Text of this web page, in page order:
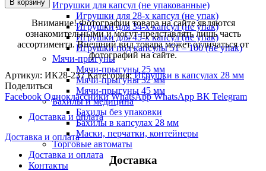
Игрушки для капсул (не упакованные)
Игрушки для 28-х капсул (не упак)
Игрушки для 34-х капсул (не упак)
Игрушки для 45-х капсул (не упак)
Игрушки под капсулы 51 – 100 (не упак)
Мячи-прыгуны
Мячи-прыгуны 25 мм
Мячи-прыгуны 32 мм
Мячи-прыгуны 45 мм
Бахилы и медицина
Бахилы без упаковки
Бахилы в капсулах 28 мм
Маски, перчатки, контейнеры
Торговые автоматы
Доставка и оплата
Контакты
В корзину
Внимание! Фотографии товара на сайте являются
ознакомительными и могут представлять лишь часть
ассортимента. Внешний вид товара может отличаться от
фотографий на сайте.
Артикул: ИК28-237 Категория:Игрушки в капсулах 28 мм
Поделиться
Facebook Одноклассники WhatsApp WhatsApp ВК Telegram
Доставка и оплата
Доставка и оплата
Доставка